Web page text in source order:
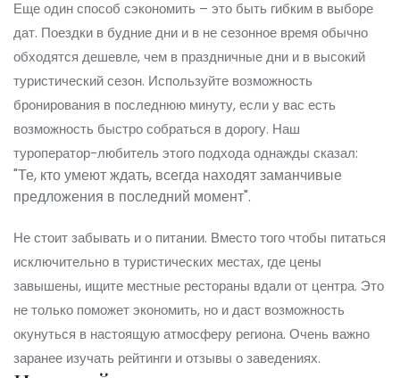
Еще один способ сэкономить – это быть гибким в выборе
дат. Поездки в будние дни и в не сезонное время обычно
обходятся дешевле, чем в праздничные дни и в высокий
туристический сезон. Используйте возможность
бронирования в последнюю минуту, если у вас есть
возможность быстро собраться в дорогу. Наш
туроператор-любитель этого подхода однажды сказал:
"Те, кто умеют ждать, всегда находят заманчивые
предложения в последний момент".
Не стоит забывать и о питании. Вместо того чтобы питаться
исключительно в туристических местах, где цены
завышены, ищите местные рестораны вдали от центра. Это
не только поможет экономить, но и даст возможность
окунуться в настоящую атмосферу региона. Очень важно
заранее изучать рейтинги и отзывы о заведениях.